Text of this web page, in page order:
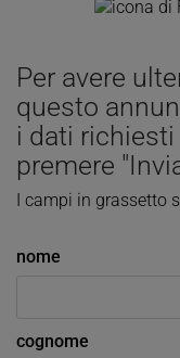
Per avere
questo
i dati
premere
I campi in grassetto
nome
cognome